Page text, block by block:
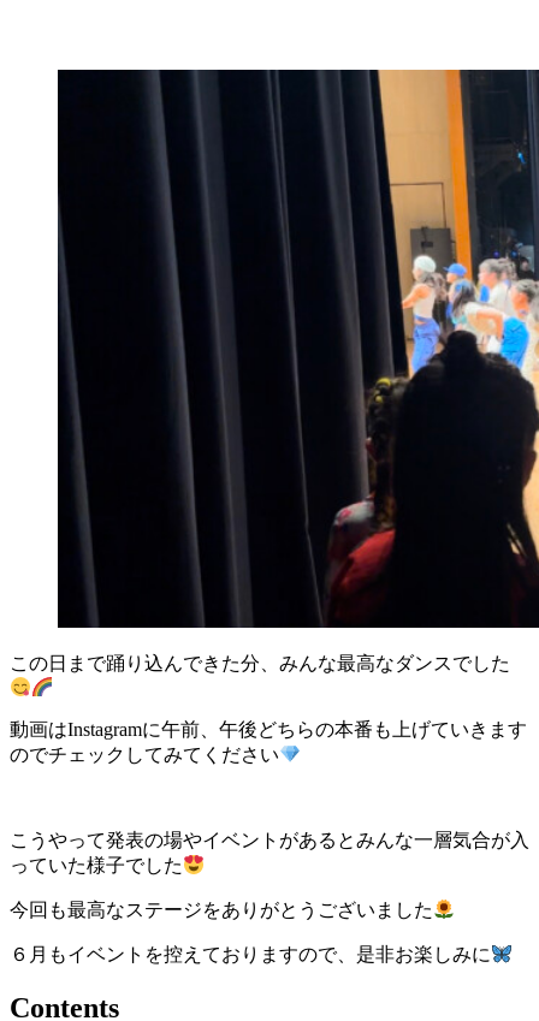
この日まで踊り込んできた分、みんな最高なダンスでした
動画はInstagramに午前、午後どちらの本番も上げていきます
のでチェックしてみてください
こうやって発表の場やイベントがあるとみんな一層気合が入
っていた様子でした
今回も最高なステージをありがとうございました
６月もイベントを控えておりますので、是非お楽しみに
Contents